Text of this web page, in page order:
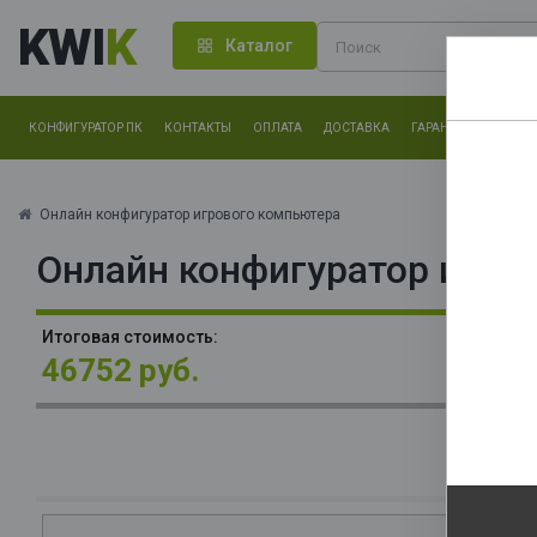
KWIK Каталог
КОНФИГУРАТОР ПК КОНТАКТЫ ОПЛАТА ДОСТАВКА ГАРАНТИЯ
Онлайн конфигуратор игрового компьютера
Онлайн конфигуратор
Итоговая стоимость:
46752 руб.